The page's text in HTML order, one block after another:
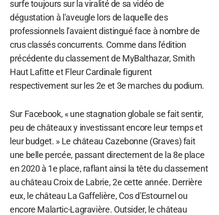
surfe toujours sur la viralité de sa vidéo de
dégustation à l'aveugle lors de laquelle des
professionnels l'avaient distingué face à nombre de
crus classés concurrents. Comme dans l'édition
précédente du classement de MyBalthazar, Smith
Haut Lafitte et Fleur Cardinale figurent
respectivement sur les 2e et 3e marches du podium.
Sur Facebook, « une stagnation globale se fait sentir,
peu de châteaux y investissant encore leur temps et
leur budget. » Le château Cazebonne (Graves) fait
une belle percée, passant directement de la 8e place
en 2020 à 1e place, raflant ainsi la tête du classement
au château Croix de Labrie, 2e cette année. Derrière
eux, le château La Gaffelière, Cos d'Estournel ou
encore Malartic-Lagravière. Outsider, le château